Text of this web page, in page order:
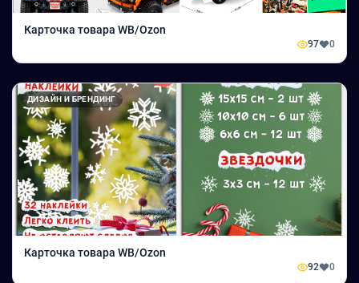
Карточка товара WB/Ozon
97 0
ДИЗАЙН И БРЕНДИНГ
Карточка товара WB/Ozon
92 0